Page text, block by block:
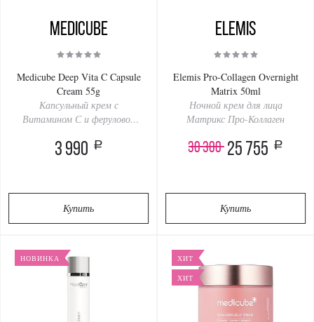
Medicube
Medicube Deep Vita C Capsule
Cream 55g
Капсульный крем с
Витамином С и феруловой
3 990 a
Купить
Elemis
Elemis Pro-Collagen Overnight
Matrix 50ml
Ночной крем для лица
Матрикс Про-Коллаген
30 300 25 755 a
Купить
НОВИНКА
ХИТ
ХИТ